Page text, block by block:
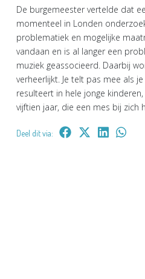
De burgemeester vertelde dat
momenteel in Londen
problematiek en mogelijke
vandaan en is al langer een
muziek geassocieerd. Daarbij
verheerlijkt. Je telt pas mee als
resulteert in hele jonge
vijftien jaar, die een mes bij zich
Deel dit via: